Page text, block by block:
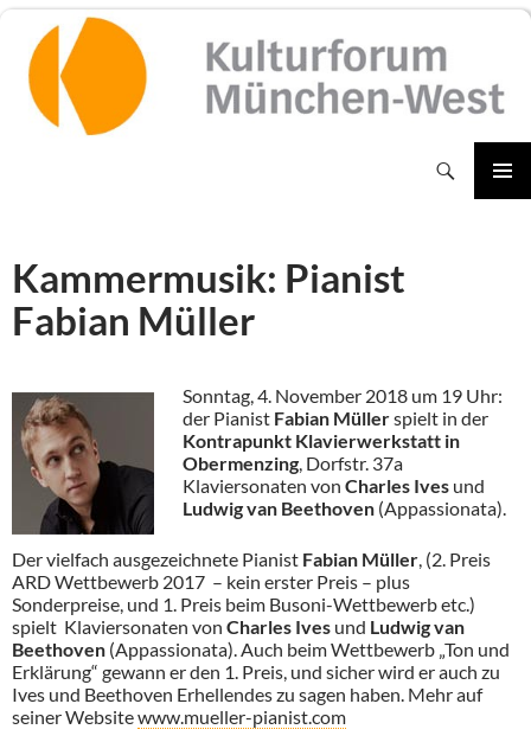
Inhalt
springen
Kammermusik: Pianist
Fabian Müller
Sonntag, 4. November 2018 um 19 Uhr:
der Pianist Fabian Müllerspielt in der
Kontrapunkt Klavierwerkstatt in
Obermenzing, Dorfstr. 37a
Klaviersonaten von Charles Ives und
Ludwig van Beethoven (Appassionata).
Der vielfach ausgezeichnete Pianist Fabian Müller, (2. Preis
ARD Wettbewerb 2017 – kein erster Preis – plus
Sonderpreise, und 1. Preis beim Busoni-Wettbewerb etc.)
spielt Klaviersonaten von Charles Ives und Ludwig van
Beethoven (Appassionata). Auch beim Wettbewerb „Ton und
Erklärung“ gewann er den 1. Preis, und sicher wird er auch zu
Ives und Beethoven Erhellendes zu sagen haben. Mehr auf
seiner Websitewww.mueller-pianist.com